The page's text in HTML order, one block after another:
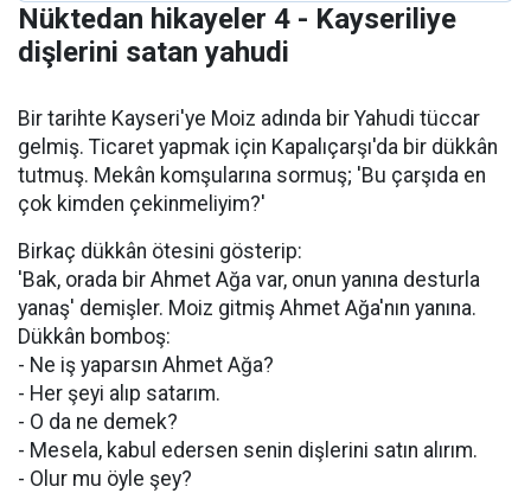
Nüktedan hikayeler 4 - Kayseriliye
dişlerini satan yahudi
Bir tarihte Kayseri'ye Moiz adında bir Yahudi tüccar
gelmiş. Ticaret yapmak için Kapalıçarşı'da bir dükkân
tutmuş. Mekân komşularına sormuş; 'Bu çarşıda en
çok kimden çekinmeliyim?'
Birkaç dükkân ötesini gösterip:
'Bak, orada bir Ahmet Ağa var, onun yanına desturla
yanaş' demişler. Moiz gitmiş Ahmet Ağa'nın yanına.
Dükkân bomboş:
- Ne iş yaparsın Ahmet Ağa?
- Her şeyi alıp satarım.
- O da ne demek?
- Mesela, kabul edersen senin dişlerini satın alırım.
- Olur mu öyle şey?